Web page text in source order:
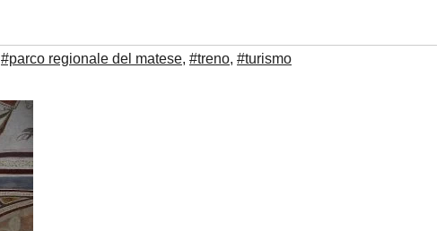
#parco regionale del matese, #treno, #turismo